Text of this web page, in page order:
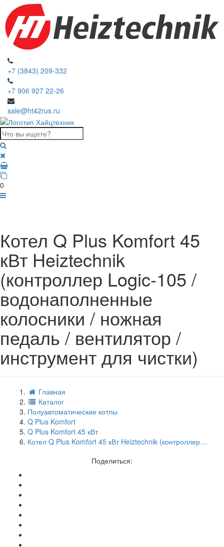
+7 (3843) 209-332
+7 906 927 22-26
sale@ht42rus.ru
0
Котел Q Plus Komfort 45
кВт Heiztechnik
(контроллер Logic-105 /
водонаполненные
колосники / ножная
педаль / вентилятор /
инструмент для чистки)
Главная
Каталог
Полуавтоматические котлы
Q Plus Komfort
Q Plus Komfort 45 кВт
Котел Q Plus Komfort 45 кВт Heiztechnik (контроллер…
Поделиться: